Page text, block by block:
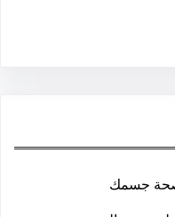
لصحة جسمك